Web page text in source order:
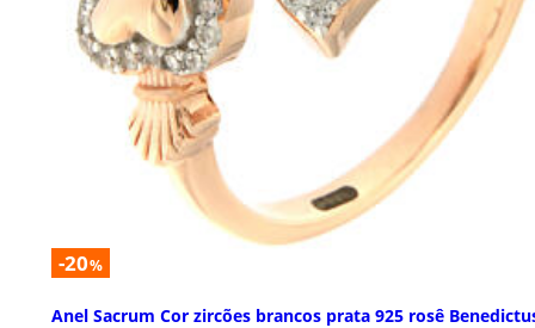
-20%
Anel Sacrum Cor zircões brancos prata 925 rosê